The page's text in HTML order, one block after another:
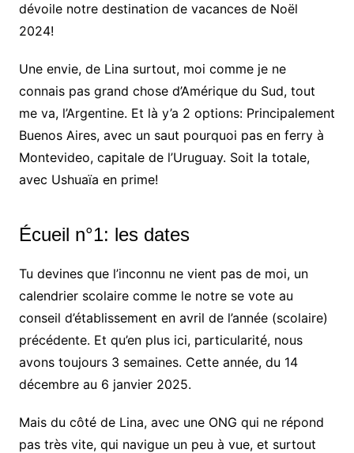
dévoile notre destination de vacances de Noël
2024!
Une envie, de Lina surtout, moi comme je ne
connais pas grand chose d’Amérique du Sud, tout
me va, l’Argentine. Et là y’a 2 options: Principalement
Buenos Aires, avec un saut pourquoi pas en ferry à
Montevideo, capitale de l’Uruguay. Soit la totale,
avec Ushuaïa en prime!
Écueil n°1: les dates
Tu devines que l’inconnu ne vient pas de moi, un
calendrier scolaire comme le notre se vote au
conseil d’établissement en avril de l’année (scolaire)
précédente. Et qu’en plus ici, particularité, nous
avons toujours 3 semaines. Cette année, du 14
décembre au 6 janvier 2025.
Mais du côté de Lina, avec une ONG qui ne répond
pas très vite, qui navigue un peu à vue, et surtout